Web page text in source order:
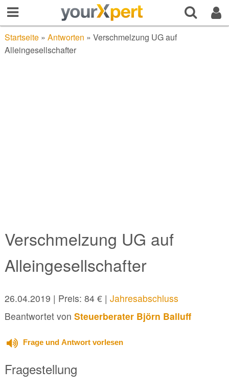
Startseite» Antworten » Verschmelzung UG auf
Alleingesellschafter
Verschmelzung UG auf
Alleingesellschafter
26.04.2019 | Preis: 84 € | Jahresabschluss
Beantwortet von Steuerberater Björn Balluff
Frage und Antwort vorlesen
Fragestellung